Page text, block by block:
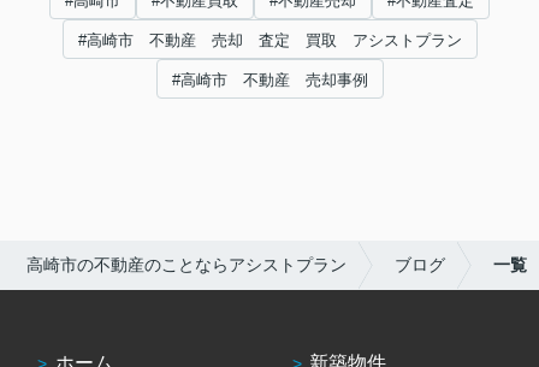
#高崎市 不動産 売却 査定 買取 アシストプラン
#高崎市 不動産 売却事例
高崎市の不動産のことならアシストプラン ブログ 一覧
ホーム
新築物件